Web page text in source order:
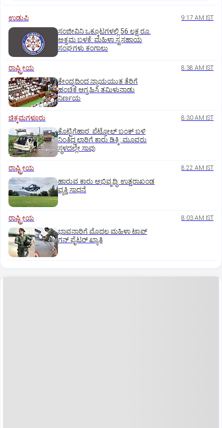
ಉಡುಪಿ 9:17 AM IST
ಸಂಜೀವಿನಿ ಒಕ್ಕೂಟಗಳಲ್ಲಿ 56 ಲಕ್ಷ ರೂ.
ಅಕ್ರಮ ಬಳಕೆ: ಮಹಿಳಾ ಸ್ವಸಹಾಯ
ಸಂಘಗಳು ಕಂಗಾಲು
ರಾಷ್ಟ್ರೀಯ 8:38 AM IST
ಕೇಂದ್ರದಿಂದ ನ್ಯಾಯಯುತ ತೆರಿಗೆ
ಹಂಚಿಕೆ ಆಗ್ರಹಿಸಿ ತಮಿಳುನಾಡು
ನಿರ್ಣಯ
ಚಿಕ್ಕಮಗಳೂರು 8:30 AM IST
ಕೊಟ್ಟಿಗೆಹಾರ: ಪೆಟ್ರೋಲ್ ಬಂಕ್ ಬಳಿ
ನಿಂತಿದ್ದ ಲಾರಿಗೆ ಕಾರು ಡಿಕ್ಕಿ: ಮೂವರು
ಸ್ಥಳದಲ್ಲೇ ಸಾವು
ರಾಷ್ಟ್ರೀಯ 8:22 AM IST
ಹಾರುವ ಕಾರು ಅಭಿವೃದ್ಧಿ: ಉತ್ತರಾಖಂಡ
ವ್ಯಕ್ತಿ ಸಾಧನೆ
ರಾಷ್ಟ್ರೀಯ 8:03 AM IST
ಭಾವನಾರಿಗೆ ಮೊದಲ ಮಹಿಳಾ ಟಾಪ್‌
ಗನ್‌ ಫೈಟರ್‌ ಖ್ಯಾತಿ